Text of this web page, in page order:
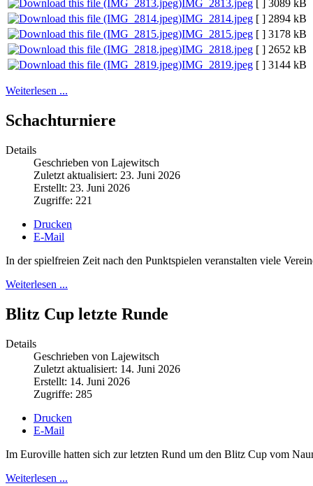
IMG_2813.jpeg
3089 kB
IMG_2814.jpeg [ ] 2894 kB
IMG_2815.jpeg [ ] 3178 kB
IMG_2818.jpeg [ ] 2652 kB
IMG_2819.jpeg [ ] 3144 kB
Weiterlesen ...
Schachturniere
Details
Geschrieben von Lajewitsch
Zuletzt aktualisiert: 23. Juni 2026
Erstellt: 23. Juni 2026
Zugriffe: 221
Drucken
E-Mail
In der spielfreien Zeit nach den Punktspielen veranstalten viele
Weiterlesen ...
Blitz Cup letzte Runde
Details
Geschrieben von Lajewitsch
Zuletzt aktualisiert: 14. Juni 2026
Erstellt: 14. Juni 2026
Zugriffe: 285
Drucken
E-Mail
Im Euroville hatten sich zur letzten Rund um den Blitz Cup vom
Weiterlesen ...